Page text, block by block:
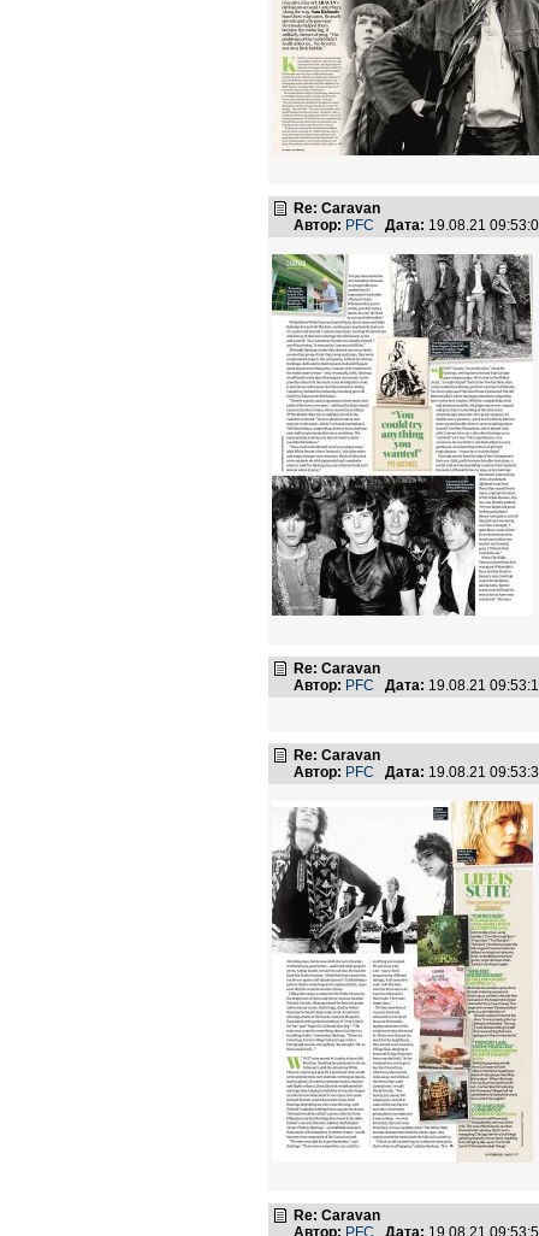
Re: Caravan
Автор: PFC Дата: 19.08.21
Re: Caravan
Автор: PFC Дата: 19.08.21
Re: Caravan
Автор: PFC Дата: 19.08.21
Re: Caravan
Автор: PFC Дата: 19.08.21